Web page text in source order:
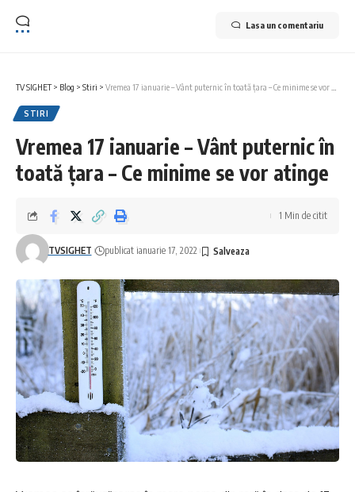
Lasa un comentariu
TV SIGHET> Blog > Stiri > Vremea 17 ianuarie – Vânt puternic în toată țara – Ce minime se vor atinge
STIRI
Vremea 17 ianuarie – Vânt puternic în
toată țara – Ce minime se vor atinge
TVSIGHET publicat ianuarie 17, 2022
1 Min de citit